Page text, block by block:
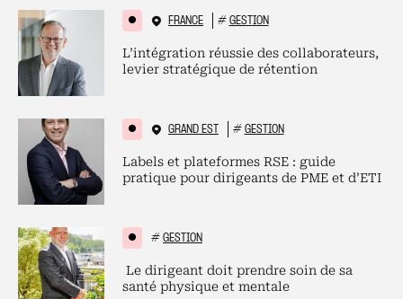
FRANCE # GESTION
L’intégration réussie des collaborateurs,
levier stratégique de rétention
GRAND EST # GESTION
Labels et plateformes RSE : guide
pratique pour dirigeants de PME et d’ETI
# GESTION
Le dirigeant doit prendre soin de sa
santé physique et mentale